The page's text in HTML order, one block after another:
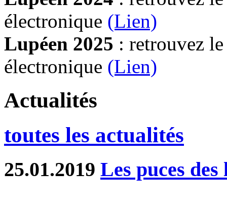
électronique (Lien)
Lupéen 2025 : retrouvez
électronique (Lien)
Actualités
toutes les actualités
25.01.2019 Les puces